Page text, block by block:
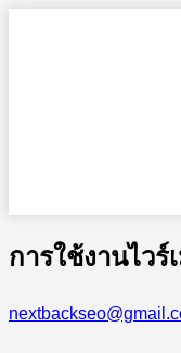
การใช้งานไวร์